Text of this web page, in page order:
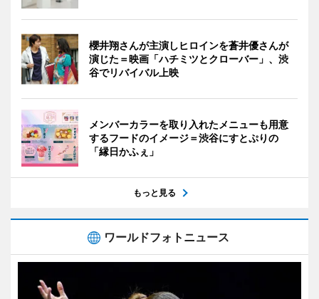
櫻井翔さんが主演しヒロインを蒼井優さんが
演じた＝映画「ハチミツとクローバー」、渋
谷でリバイバル上映
メンバーカラーを取り入れたメニューも用意
するフードのイメージ＝渋谷にすとぷりの
「縁日かふぇ」
もっと見る
ワールドフォトニュース